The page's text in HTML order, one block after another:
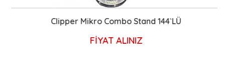
Clipper Mikro Combo Stand 144`LÜ
FİYAT ALINIZ